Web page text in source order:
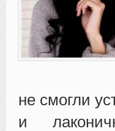
не смогли
и